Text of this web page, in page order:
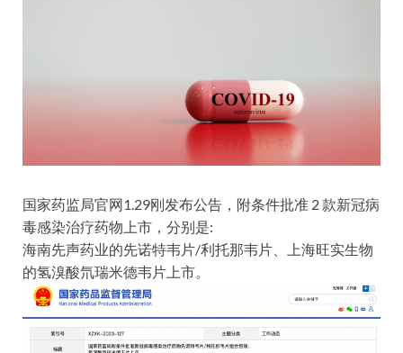
国家药监局官网1.29刚发布公告，附条件批准 2 款新冠病
毒感染治疗药物上市，分别是:
海南先声药业的先诺特韦片/利托那韦片、上海旺实生物
的氢溴酸氘瑞米德韦片上市。